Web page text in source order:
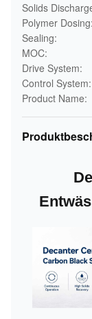
Solids
Polymer Dosing:
Sealing:
MOC:
Drive System:
Control System:
Product Name: